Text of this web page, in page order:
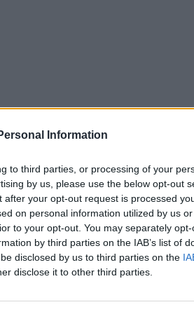
Information
to third parties, or processing of your
by us, please use the below opt-out
your opt-out request is processed
on personal information utilized by us
to your opt-out. You may separately
by third parties on the IAB’s list of
disclosed by us to third parties on the
disclose it to other third parties.